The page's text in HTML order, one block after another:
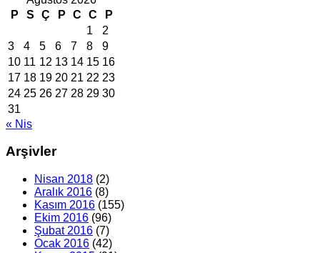
P
S Ç P C C
P
1
2
3
4 5 6 7 8
9
10 11 12 13 14 15 16
17 18 19 20 21 22 23
24 25 26 27 28 29 30
31
« Nis
Arşivler
Nisan 2018 (2)
Aralık 2016 (8)
Kasım 2016 (155)
Ekim 2016 (96)
Şubat 2016 (7)
Ocak 2016 (42)